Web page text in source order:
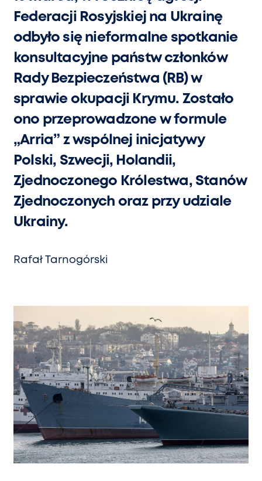
Federacji Rosyjskiej na Ukrainę
odbyło się nieformalne spotkanie
konsultacyjne państw członków
Rady Bezpieczeństwa (RB) w
sprawie okupacji Krymu. Zostało
ono przeprowadzone w formule
„Arria” z wspólnej inicjatywy
Polski, Szwecji, Holandii,
Zjednoczonego Królestwa, Stanów
Zjednoczonych oraz przy udziale
Ukrainy.
Rafał Tarnogórski